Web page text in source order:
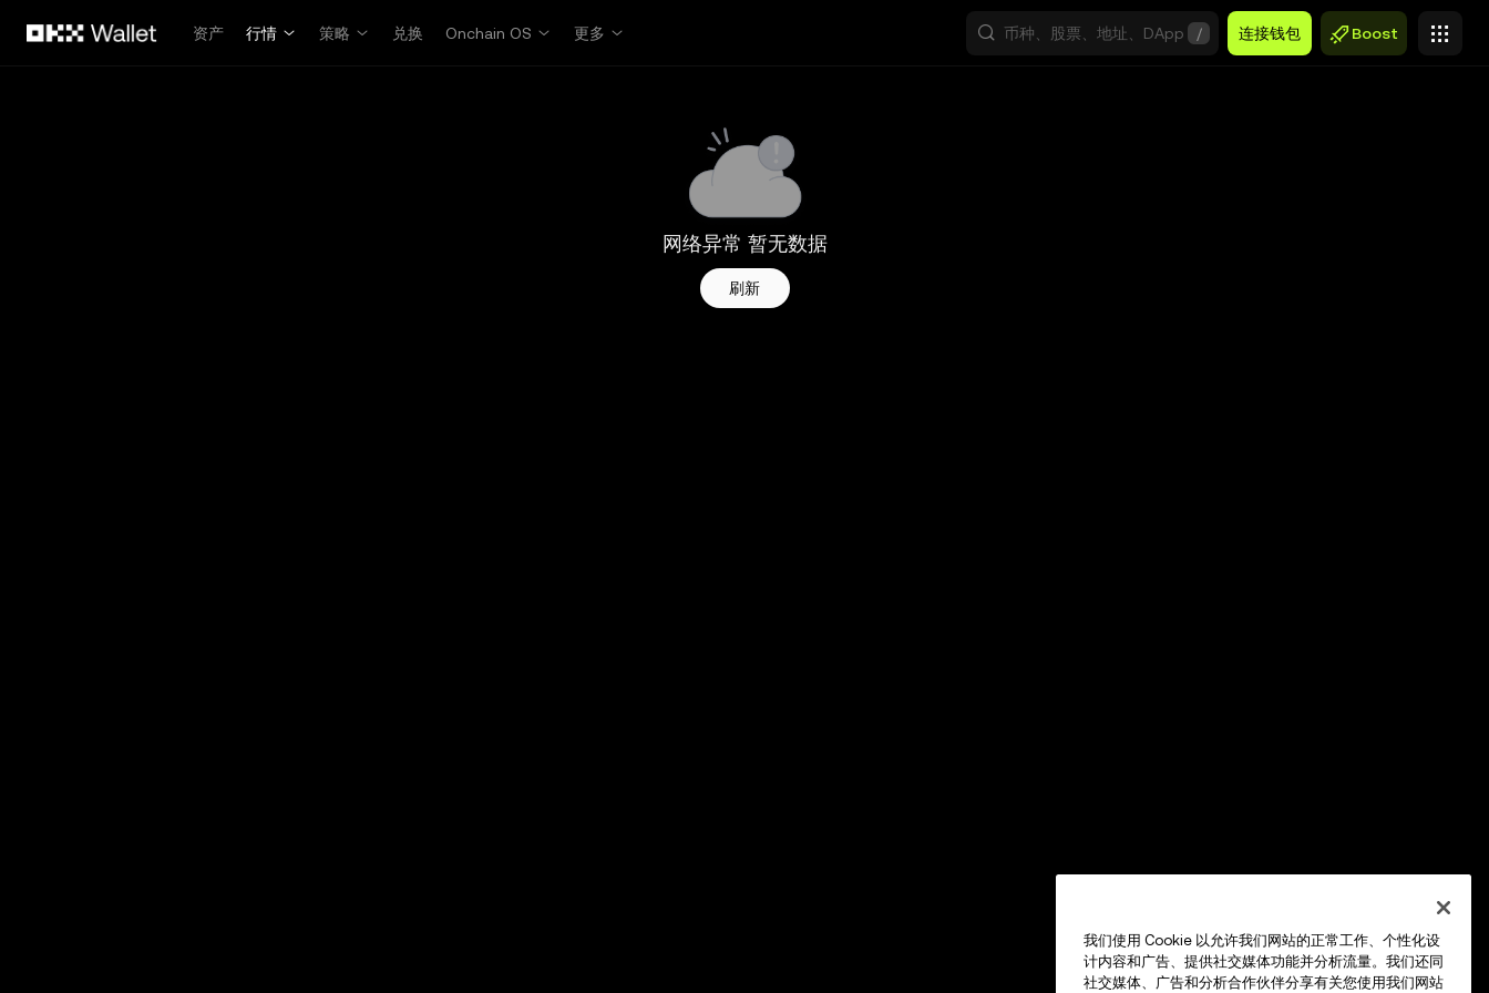
资产
行情 策略 兑换 Onchain OS 更多 / 连接钱包 Boost
网络异常 暂无数据
刷新
我们使用 Cookie 以允许我们网站的正常工作、个性化设
计内容和广告、提供社交媒体功能并分析流量。我们还同
社交媒体、广告和分析合作伙伴分享有关您使用我们网站